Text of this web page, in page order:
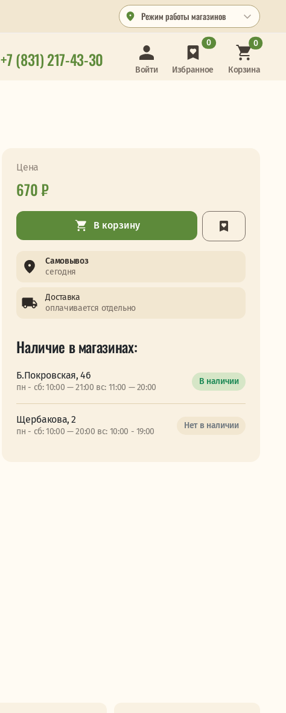
Режим работы магазинов
+7 (831) 217-43-30 Войти Избранное
0
Корзина
0
Цена
670 ₽
В корзину
Самовывоз
сегодня
Доставка
оплачивается отдельно
Наличие в магазинах:
Б.Покровская, 46
пн - сб: 10:00 — 21:00 вс: 11:00 — 20:00
В наличии
Щербакова, 2
пн - сб: 10:00 — 20:00 вс: 10:00 - 19:00
Нет в наличии